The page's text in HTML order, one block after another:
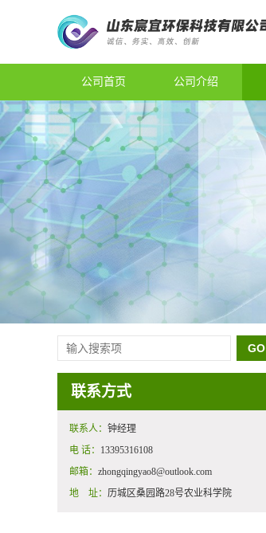
公司首页 公司介绍
联系方式
联系人： 钟经理
电 话： 13395316108
邮箱： zhongqingyao8@outlook.com
地 址： 历城区桑园路28号农业科学院